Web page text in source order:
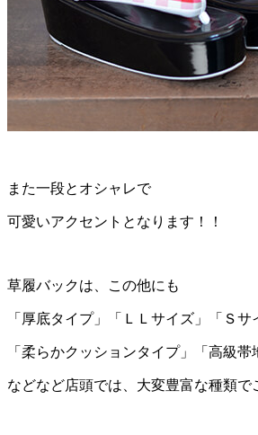
また一段とオシャレで
可愛いアクセントとなります！！
草履バックは、この他にも
「厚底タイプ」「ＬＬサイズ」「Ｓサ
「柔らかクッションタイプ」「高級帯
などなど店頭では、大変豊富な種類で